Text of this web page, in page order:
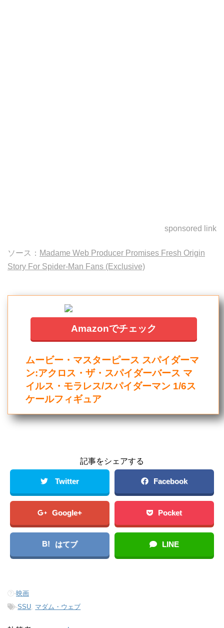
sponsored link
ソース： Madame Web Producer Promises Fresh Origin
Story For Spider-Man Fans (Exclusive)
Amazonでチェック
ムービー・マスターピース スパイダーマ
ン:アクロス・ザ・スパイダーバース マ
イルス・モラレス/スパイダーマン 1/6ス
ケールフィギュア
記事をシェアする
Twitter Facebook
Google+ Pocket
B! はてブ LINE
-映画
-SSU マダム・ウェブ